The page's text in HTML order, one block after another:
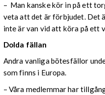
– Man kanske kör in på ett
veta att det är förbjudet. Det
inte är van vid att köra på ett
Dolda fällan
Andra vanliga bötesfällor
som finns i Europa.
– Våra medlemmar har